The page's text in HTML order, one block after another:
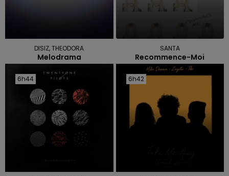
DISIZ, THEODORA
Melodrama
SANTA
Recommence-Moi
6h44
6h44 6h42
6h42